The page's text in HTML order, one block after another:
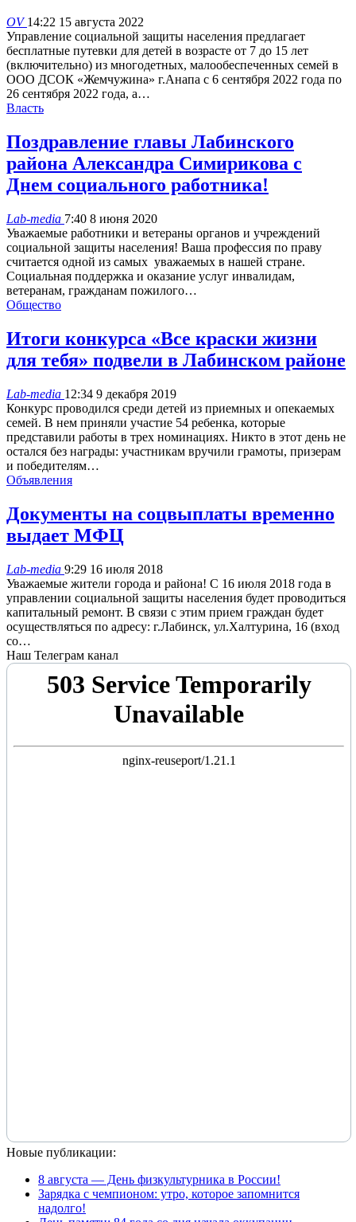
OV14:22 15 августа 2022
Управление социальной защиты населения предлагает
бесплатные путевки для детей в возрасте от 7 до 15 лет
(включительно) из многодетных, малообеспеченных семей в
ООО ДСОК «Жемчужина» г.Анапа с 6 сентября 2022 года по
26 сентября 2022 года, а…
Власть
Поздравление главы Лабинского
района Александра Симирикова с
Днем социального работника!
Lab-media 7:40 8 июня 2020
Уважаемые работники и ветераны органов и учреждений
социальной защиты населения! Ваша профессия по праву
считается одной из самых уважаемых в нашей стране.
Социальная поддержка и оказание услуг инвалидам,
ветеранам, гражданам пожилого…
Общество
Итоги конкурса «Все краски жизни
для тебя» подвели в Лабинском районе
Lab-media 12:34 9 декабря 2019
Конкурс проводился среди детей из приемных и опекаемых
семей. В нем приняли участие 54 ребенка, которые
представили работы в трех номинациях. Никто в этот день не
остался без награды: участникам вручили грамоты, призерам
и победителям…
Объявления
Документы на соцвыплаты временно
выдает МФЦ
Lab-media 9:29 16 июля 2018
Уважаемые жители города и района! С 16 июля 2018 года в
управлении социальной защиты населения будет проводиться
капитальный ремонт. В связи с этим прием граждан будет
осуществляться по адресу: г.Лабинск, ул.Халтурина, 16 (вход
со…
Наш Телеграм канал
Новые публикации:
8 августа — День физкультурника в России!
Зарядка с чемпионом: утро, которое запомнится
надолго!